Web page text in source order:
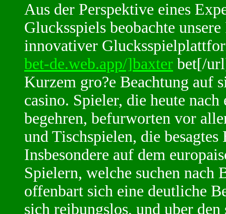
Aus der Perspektive eines
Glucksspiels beobachte
innovativer
bet-de.web.app/]baxter bet[/
Kurzem gro?e Beachtung auf
casino. Spieler, die heute
begehren, befurworten vor
und Tischspielen, die
Insbesondere auf dem
Spielern, welche suchen nach
offenbart sich eine deutliche
sich reibungslos, und uber